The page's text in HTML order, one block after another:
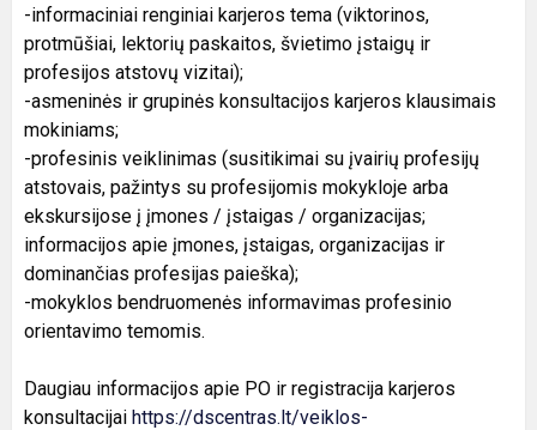
-informaciniai renginiai karjeros tema (viktorinos,
protmūšiai, lektorių paskaitos, švietimo įstaigų ir
profesijos atstovų vizitai);
-asmeninės ir grupinės konsultacijos karjeros klausimais
mokiniams;
-profesinis veiklinimas (susitikimai su įvairių profesijų
atstovais, pažintys su profesijomis mokykloje arba
ekskursijose į įmones / įstaigas / organizacijas;
informacijos apie įmones, įstaigas, organizacijas ir
dominančias profesijas paieška);
-mokyklos bendruomenės informavimas profesinio
orientavimo temomis.
Daugiau informacijos apie PO ir registracija karjeros
konsultacijai https://dscentras.lt/veiklos-